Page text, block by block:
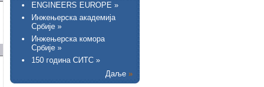
ENGINEERS EUROPE »
Инжењерска академија
Србије »
Инжењерска комора
Србије »
150 година СИТС »
Даље »